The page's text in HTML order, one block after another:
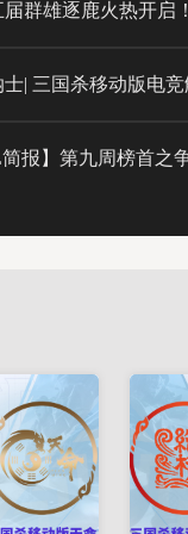
群雄逐鹿火热开启！
| 三国杀移动版电